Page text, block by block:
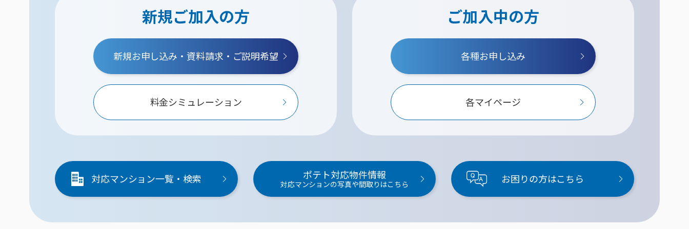
新規ご加入の方
新規お申し込み・資料請求・ご説明希望
料金シミュレーション
ご加入中の方
各種お申し込み
各マイページ
対応マンション一覧・検索 ポテト対応物件情報
対応マンションの写真や間取りはこちら お困りの方はこちら